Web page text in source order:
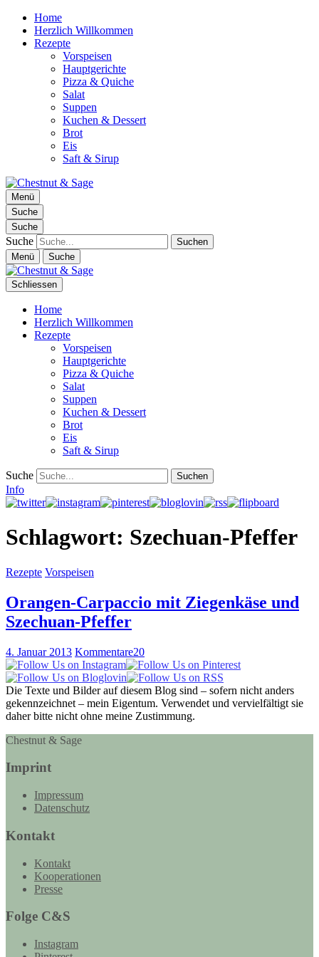
Home
Herzlich Willkommen
Rezepte
Vorspeisen
Hauptgerichte
Pizza & Quiche
Salat
Suppen
Kuchen & Dessert
Brot
Eis
Saft & Sirup
Chestnut & Sage
Foodblog | essen. trinken. genießen.
Menü
Suche
Suche
Suche
Menü Suche
Schliessen
Home
Herzlich Willkommen
Rezepte
Vorspeisen
Hauptgerichte
Pizza & Quiche
Salat
Suppen
Kuchen & Dessert
Brot
Eis
Saft & Sirup
Suche
Info
Schlagwort: Szechuan-Pfeffer
Rezepte Vorspeisen
Orangen-Carpaccio mit Ziegenkäse und
Szechuan-Pfeffer
4. Januar 2013 Kommentare20
Die Texte und Bilder auf diesem Blog sind – sofern nicht anders
gekennzeichnet – mein Eigentum. Verwendet und vervielfältigt sie
daher bitte nicht ohne meine Zustimmung.
Chestnut & Sage
Imprint
Impressum
Datenschutz
Kontakt
Kontakt
Kooperationen
Presse
Folge C&S
Instagram